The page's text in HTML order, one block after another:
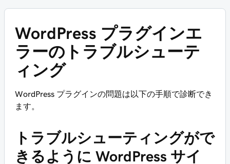
WordPress プラグインエ
ラーのトラブルシューテ
ィング
WordPress プラグインの問題は以下の手順で診断でき
ます。
トラブルシューティングがで
きるように WordPress サイ